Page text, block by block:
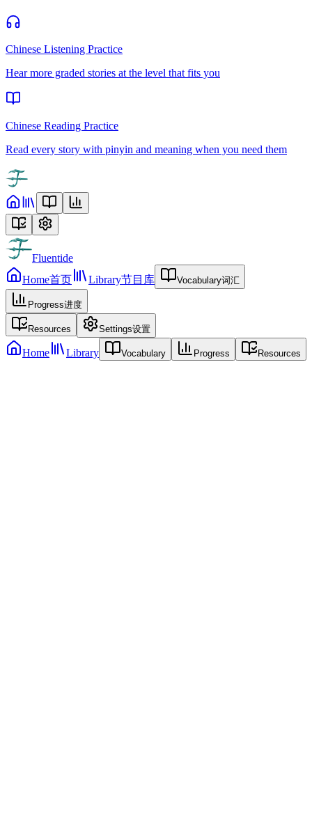
Chinese Listening Practice
Hear more graded stories at the level that fits you
Chinese Reading Practice
Read every story with pinyin and meaning when you need them
Fluentide
Home首页 Library节目库 Vocabulary词汇
Progress进度
Resources Settings设置
Home Library Vocabulary Progress Resources